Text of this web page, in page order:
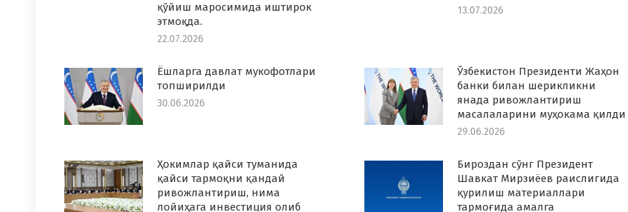
қўйиш маросимида иштирок
этмоқда.
22.07.2026
13.07.2026
Ёшларга давлат мукофотлари
топширилди
30.06.2026
Ўзбекистон Президенти Жаҳон
банки билан шерикликни
янада ривожлантириш
масалаларини муҳокама қилди
29.06.2026
Ҳокимлар қайси туманида
қайси тармоқни қандай
ривожлантириш, нима
лойиҳага инвестиция олиб
Бироздан сўнг Президент
Шавкат Мирзиёев раислигида
қурилиш материаллари
тармоғида амалга